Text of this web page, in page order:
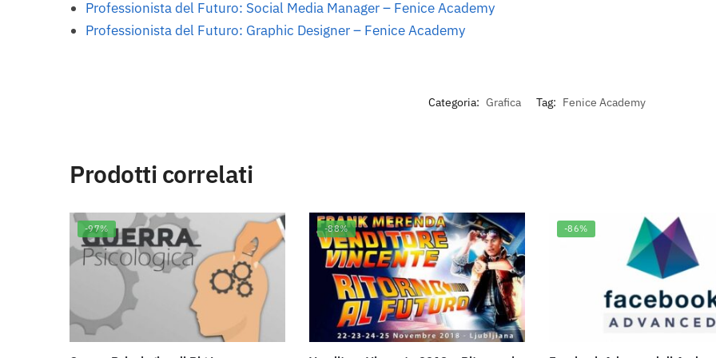
Professionista del Futuro: Social Media Manager – Fenice Academy
Professionista del Futuro: Graphic Designer – Fenice Academy
Categoria: Grafica Tag: Fenice Academy
Prodotti correlati
-97% -88% -86%